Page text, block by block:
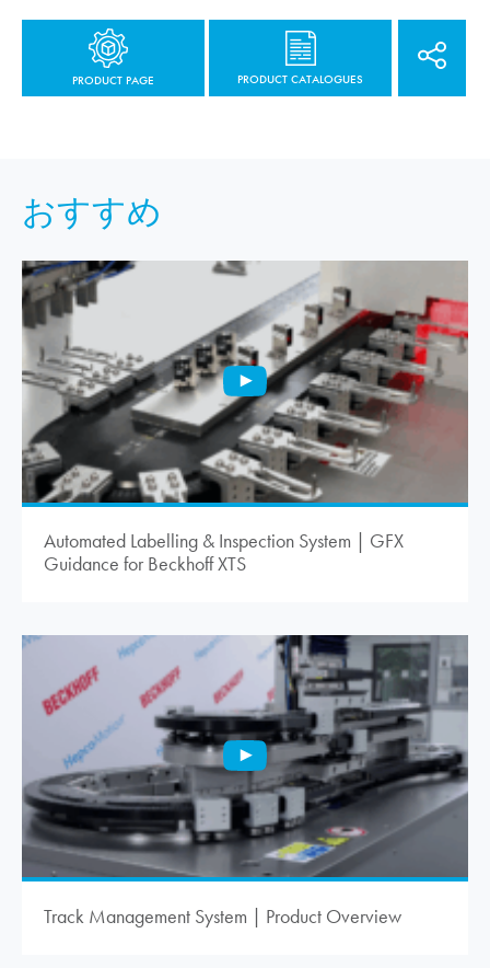
PRODUCT PAGE PRODUCT CATALOGUES
おすすめ
Automated Labelling & Inspection System | GFX
Guidance for Beckhoff XTS
Track Management System | Product Overview